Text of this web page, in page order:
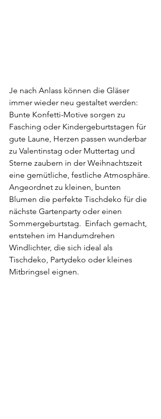
Je nach Anlass können die Gläser
immer wieder neu gestaltet werden:
Bunte Konfetti-Motive sorgen zu
Fasching oder Kindergeburtstagen für
gute Laune, Herzen passen wunderbar
zu Valentinstag oder Muttertag und
Sterne zaubern in der Weihnachtszeit
eine gemütliche, festliche Atmosphäre.
Angeordnet zu kleinen, bunten
Blumen die perfekte Tischdeko für die
nächste Gartenparty oder einen
Sommergeburtstag.  Einfach gemacht,
entstehen im Handumdrehen
Windlichter, die sich ideal als
Tischdeko, Partydeko oder kleines
Mitbringsel eignen.